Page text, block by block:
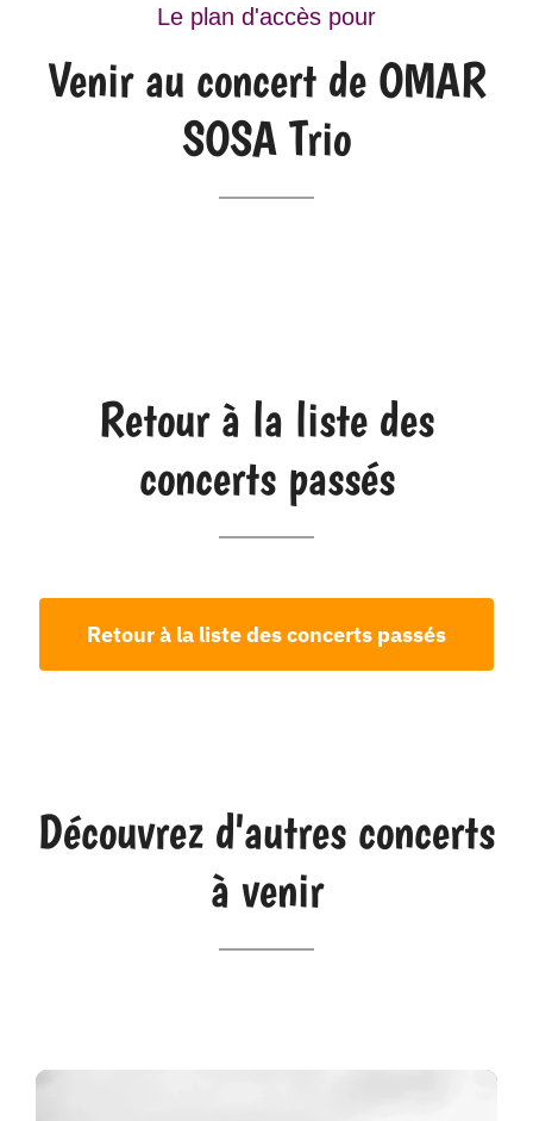
Le plan d'accès pour
Venir au concert de OMAR
SOSA Trio
Retour à la liste des
concerts passés
Retour à la liste des concerts passés
Découvrez d'autres concerts
à venir